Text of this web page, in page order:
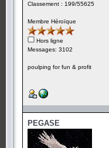
Classement : 199/55625
Membre Héroïque
Hors ligne
Messages: 3102
poulping for fun & profit
PEGASE